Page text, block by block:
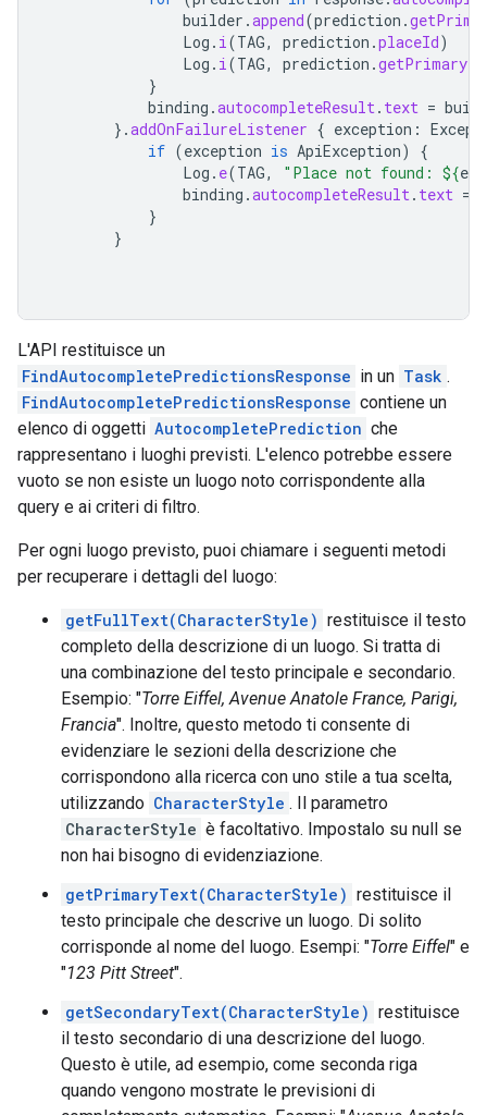
builder .append(prediction .
Log . i (TAG, prediction .placeId)
Log . i (TAG, prediction .
}
binding .autocompleteResult . text =
}.addOnFailureListener { exception :
if (exception is ApiException)
{
Log . e(TAG, "Place not found: ${
binding .autocompleteResult . text =
}
}
L'API restituisce un
FindAutocompletePredictionsResponse in un Task .
FindAutocompletePredictionsResponse contiene un
elenco di oggetti AutocompletePrediction che
rappresentano i luoghi previsti. L'elenco potrebbe essere
vuoto se non esiste un luogo noto corrispondente alla
query e ai criteri di filtro.
Per ogni luogo previsto, puoi chiamare i seguenti metodi
per recuperare i dettagli del luogo:
getFullText(CharacterStyle) restituisce il testo
completo della descrizione di un luogo. Si tratta di
una combinazione del testo principale e secondario.
Esempio: "Torre Eiffel, Avenue Anatole France, Parigi,
Francia". Inoltre, questo metodo ti consente di
evidenziare le sezioni della descrizione che
corrispondono alla ricerca con uno stile a tua scelta,
utilizzando CharacterStyle . Il parametro
CharacterStyle è facoltativo. Impostalo su null se
non hai bisogno di evidenziazione.
getPrimaryText(CharacterStyle) restituisce il
testo principale che descrive un luogo. Di solito
corrisponde al nome del luogo. Esempi: "Torre Eiffel" e
"123 Pitt Street".
getSecondaryText(CharacterStyle) restituisce
il testo secondario di una descrizione del luogo.
Questo è utile, ad esempio, come seconda riga
quando vengono mostrate le previsioni di